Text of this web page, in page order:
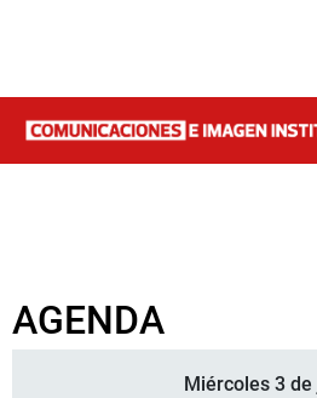
AGENDA
Miércoles 3 de